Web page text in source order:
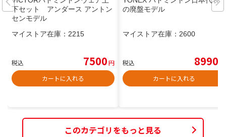
下セット アンダース アントン
センモデル
マイストア在庫： 2215
税込 7500円
カートに入れる
の廃盤モデル
マイストア在庫： 2600
税込 8990
カートに入れる
このカテゴリをもっと見る